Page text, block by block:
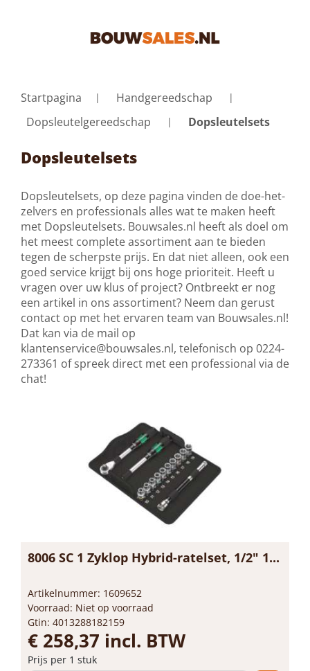
Startpagina
Handgereedschap
Dopsleutelgereedschap
Dopsleutelsets
Dopsleutelsets
Dopsleutelsets, op deze pagina vinden de doe-het-
zelvers en professionals alles wat te maken heeft
met Dopsleutelsets. Bouwsales.nl heeft als doel om
het meest complete assortiment aan te bieden
tegen de scherpste prijs. En dat niet alleen, ook een
goed service krijgt bij ons hoge prioriteit. Heeft u
vragen over uw klus of project? Ontbreekt er nog
een artikel in ons assortiment? Neem dan gerust
contact op met het ervaren team van Bouwsales.nl!
Dat kan via de mail op
klantenservice@bouwsales.nl, telefonisch op 0224-
273361 of spreek direct met een professional via de
chat!
8006 SC 1 Zyklop Hybrid-ratelset, 1/2" 1...
Artikelnummer: 1609652
Voorraad: Niet op voorraad
Gtin: 4013288182159
€ 258,37 incl. BTW
Prijs per 1 stuk